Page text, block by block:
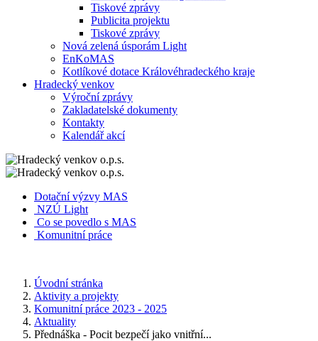
Tiskové zprávy
Publicita projektu
Tiskové zprávy
Nová zelená úsporám Light
EnKoMAS
Kotlíkové dotace Královéhradeckého kraje
Hradecký venkov
Výroční zprávy
Zakladatelské dokumenty
Kontakty
Kalendář akcí
Dotační výzvy MAS
NZÚ Light
Co se povedlo s MAS
Komunitní práce
Úvodní stránka
Aktivity a projekty
Komunitní práce 2023 - 2025
Aktuality
Přednáška - Pocit bezpečí jako vnitřní...